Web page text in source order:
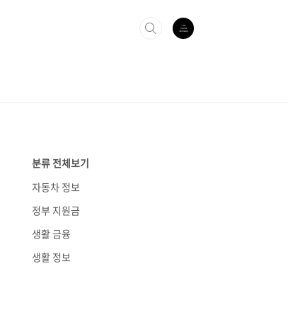
분류 전체보기
자동차 정보
정부 지원금
생활 금융
생활 정보